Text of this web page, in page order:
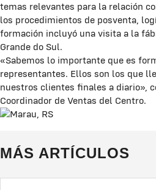
temas relevantes para la relación
los procedimientos de posventa,
formación incluyó una visita a la
Grande do Sul.
«Sabemos lo importante que es
representantes. Ellos son los que
nuestros clientes finales a diario»,
Coordinador de Ventas del Centro.
MÁS ARTÍCULOS